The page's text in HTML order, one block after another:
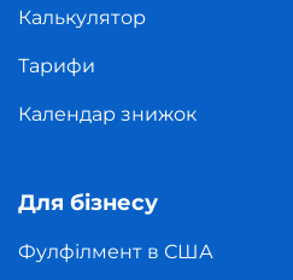
Калькулятор
Тарифи
Календар знижок
Для бізнесу
Фулфілмент в США